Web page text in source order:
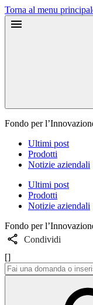
Torna al menu
Fondo per
Ultimi post
Prodotti
Notizie aziendali
Ultimi post
Prodotti
Notizie aziendali
Fondo per
Condividi
[]